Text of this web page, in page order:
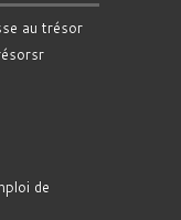
au trésor
de